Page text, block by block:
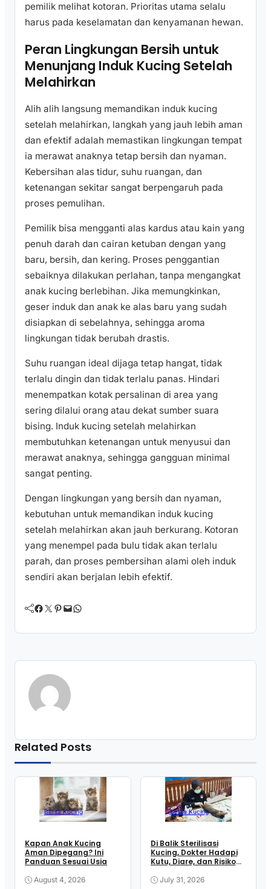
pemilik melihat kotoran. Prioritas utama selalu
harus pada keselamatan dan kenyamanan hewan.
Peran Lingkungan Bersih untuk
Menunjang Induk Kucing Setelah
Melahirkan
Alih alih langsung memandikan induk kucing
setelah melahirkan, langkah yang jauh lebih aman
dan efektif adalah memastikan lingkungan tempat
ia merawat anaknya tetap bersih dan nyaman.
Kebersihan alas tidur, suhu ruangan, dan
ketenangan sekitar sangat berpengaruh pada
proses pemulihan.
Pemilik bisa mengganti alas kardus atau kain yang
penuh darah dan cairan ketuban dengan yang
baru, bersih, dan kering. Proses penggantian
sebaiknya dilakukan perlahan, tanpa mengangkat
anak kucing berlebihan. Jika memungkinkan,
geser induk dan anak ke alas baru yang sudah
disiapkan di sebelahnya, sehingga aroma
lingkungan tidak berubah drastis.
Suhu ruangan ideal dijaga tetap hangat, tidak
terlalu dingin dan tidak terlalu panas. Hindari
menempatkan kotak persalinan di area yang
sering dilalui orang atau dekat sumber suara
bising. Induk kucing setelah melahirkan
membutuhkan ketenangan untuk menyusui dan
merawat anaknya, sehingga gangguan minimal
sangat penting.
Dengan lingkungan yang bersih dan nyaman,
kebutuhan untuk memandikan induk kucing
setelah melahirkan akan jauh berkurang. Kotoran
yang menempel pada bulu tidak akan terlalu
parah, dan proses pembersihan alami oleh induk
sendiri akan berjalan lebih efektif.
Facebook Twitter Pinterest Mail WhatsApp
Related Posts
Berita Kucing
Kapan Anak Kucing
Aman Dipegang? Ini
Panduan Sesuai Usia
August 4, 2026
Berita Kucing
Di Balik Sterilisasi
Kucing, Dokter Hadapi
Kutu, Diare, dan Risiko
July 31, 2026